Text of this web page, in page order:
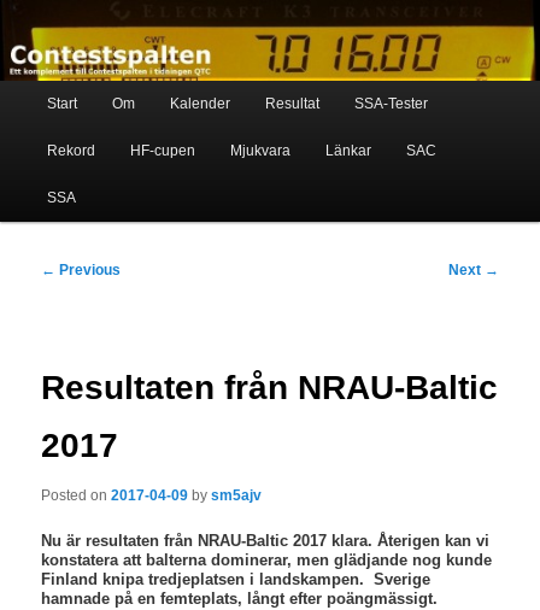
Skip
primary
content
Contestspalten
Start Om Kalender Resultat SSA-Tester
Rekord HF-cupen Mjukvara Länkar SAC
SSA
Post
← Previous Next →
Resultaten från NRAU-Baltic
2017
Posted on2017-04-09 bysm5ajv
Nu är resultaten från NRAU-Baltic 2017 klara. Återigen kan vi
konstatera att balterna dominerar, men glädjande nog kunde
Finland knipa tredjeplatsen i landskampen. Sverige
hamnade på en femteplats, långt efter poängmässigt.